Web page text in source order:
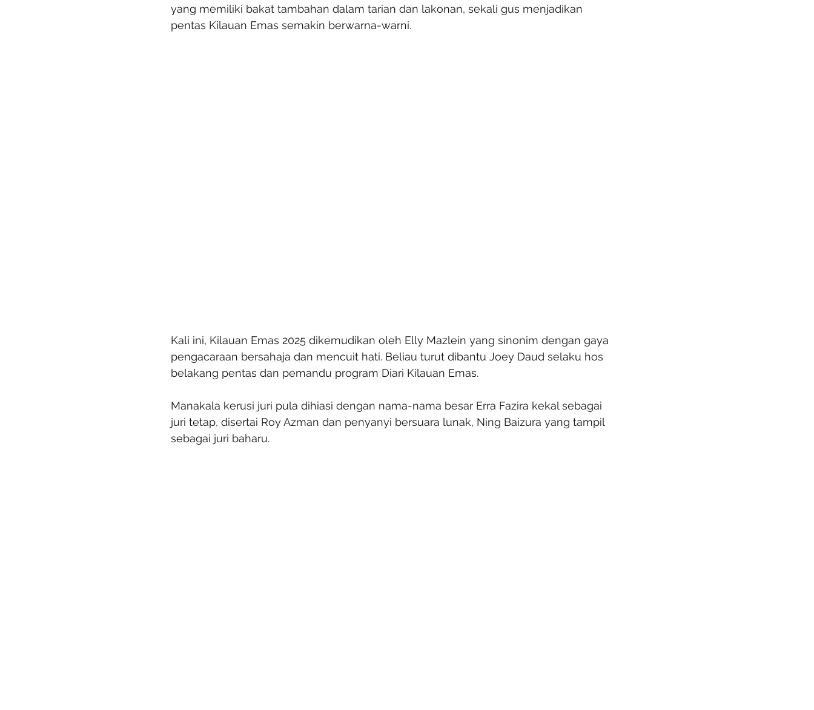
yang memiliki bakat tambahan dalam tarian dan lakonan, sekali gus menjadikan
pentas Kilauan Emas semakin berwarna-warni.
Kali ini, Kilauan Emas 2025 dikemudikan oleh Elly Mazlein yang sinonim dengan gaya
pengacaraan bersahaja dan mencuit hati. Beliau turut dibantu Joey Daud selaku hos
belakang pentas dan pemandu program Diari Kilauan Emas.
Manakala kerusi juri pula dihiasi dengan nama-nama besar Erra Fazira kekal sebagai
juri tetap, disertai Roy Azman dan penyanyi bersuara lunak, Ning Baizura yang tampil
sebagai juri baharu.